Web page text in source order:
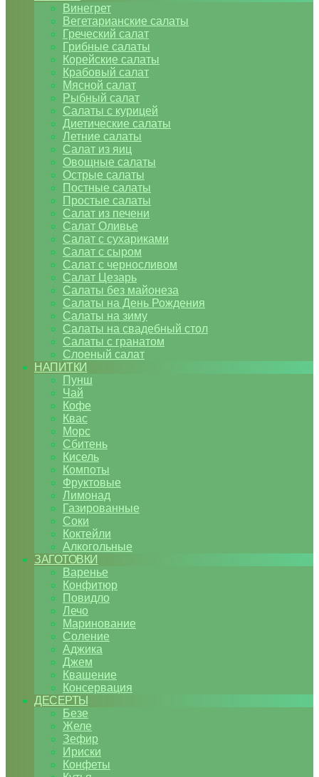
Винегрет
Вегетарианские салаты
Греческий салат
Грибные салаты
Корейские салаты
Крабовый салат
Мясной салат
Рыбный салат
Салаты с курицей
Диетические салаты
Летние салаты
Салат из яиц
Овощные салаты
Острые салаты
Постные салаты
Простые салаты
Салат из печени
Салат Оливье
Салат с сухариками
Салат с сыром
Салат с черносливом
Салат Цезарь
Салаты без майонеза
Салаты на День Рождения
Салаты на зиму
Салаты на свадебный стол
Салаты с гранатом
Слоеный салат
НАПИТКИ
Пунш
Чай
Кофе
Квас
Морс
Сбитень
Кисель
Компоты
Фруктовые
Лимонад
Газированные
Соки
Коктейли
Алкогольные
ЗАГОТОВКИ
Варенье
Конфитюр
Повидло
Лечо
Маринование
Соление
Аджика
Джем
Квашение
Консервация
ДЕСЕРТЫ
Безе
Желе
Зефир
Ириски
Конфеты